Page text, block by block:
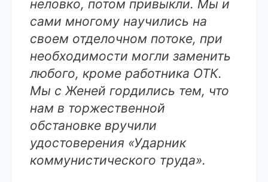
неловко, потом привыкли. Мы и
сами многому научились на
своем отделочном потоке, при
необходимости могли заменить
любого, кроме работника ОТК.
Мы с Женей гордились тем, что
нам в торжественной
обстановке вручили
удостоверения «Ударник
коммунистического труда».